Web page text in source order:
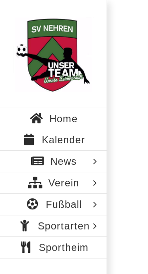
springen
Home
Kalender
News
Verein
Fußball
Sportarten
Sportheim